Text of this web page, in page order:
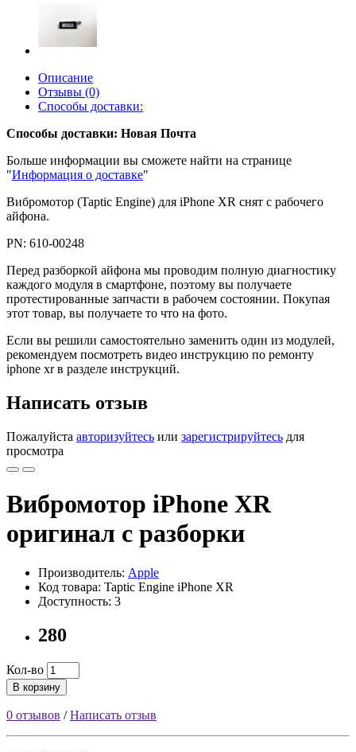
Описание
Отзывы (0)
Способы доставки:
Способы доставки: Новая Почта
Больше информации вы сможете найти на странице
"Информация о доставке"
Вибромотор (Taptic Engine) для iPhone XR снят с рабочего
айфона.
PN: 610-00248
Перед разборкой айфона мы проводим полную диагностику
каждого модуля в смартфоне, поэтому вы получаете
протестированные запчасти в рабочем состоянии. Покупая
этот товар, вы получаете то что на фото.
Если вы решили самостоятельно заменить один из модулей,
рекомендуем посмотреть видео инструкцию по ремонту
iphone xr в разделе инструкций.
Написать отзыв
Пожалуйста авторизуйтесь или зарегистрируйтесь для
просмотра
Вибромотор iPhone XR
оригинал с разборки
Производитель: Apple
Код товара: Taptic Engine iPhone XR
Доступность: 3
280
Кол-во
В корзину
0 отзывов /Написать отзыв